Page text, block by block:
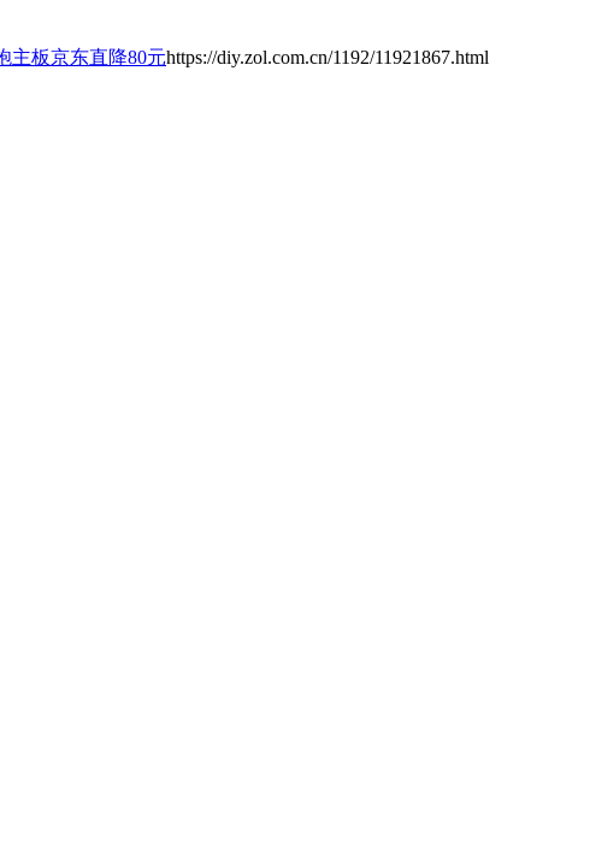
主板京东直降80元https://diy.zol.com.cn/1192/11921867.html